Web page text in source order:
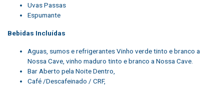
Uvas Passas
Espumante
Bebidas Incluídas
Aguas, sumos e refrigerantes Vinho verde tinto e branco a
Nossa Cave, vinho maduro tinto e branco a Nossa Cave.
Bar Aberto pela Noite Dentro,
Café /Descafeinado / CRF,